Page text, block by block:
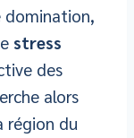
domination,
stress
des
alors
région du